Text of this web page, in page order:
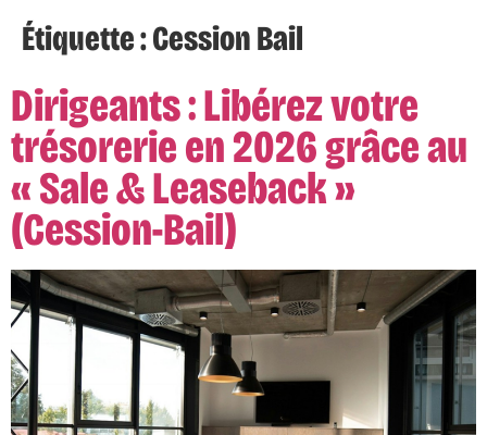
Étiquette :Cession Bail
Dirigeants : Libérez votre
trésorerie en 2026 grâce au
« Sale & Leaseback »
(Cession-Bail)